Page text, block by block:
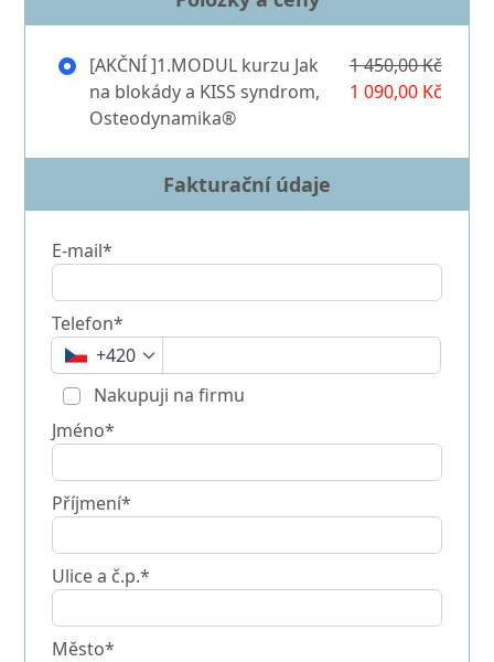
[AKČNÍ ]1.MODUL kurzu Jak
na blokády a KISS syndrom,
Osteodynamika®
1 450,00 Kč
1 090,00 Kč
Fakturační údaje
E-mail*
Telefon*
+420
Nakupuji na firmu
Jméno*
Příjmení*
Ulice a č.p.*
Město*